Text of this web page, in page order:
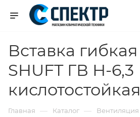
Вставка гибкая
SHUFT ГВ Н-6,3
кислотостойкая
Главная — Каталог — Вентиляция